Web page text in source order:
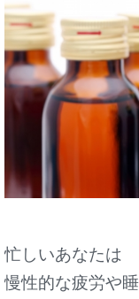
忙しいあなたは
慢性的な疲労や